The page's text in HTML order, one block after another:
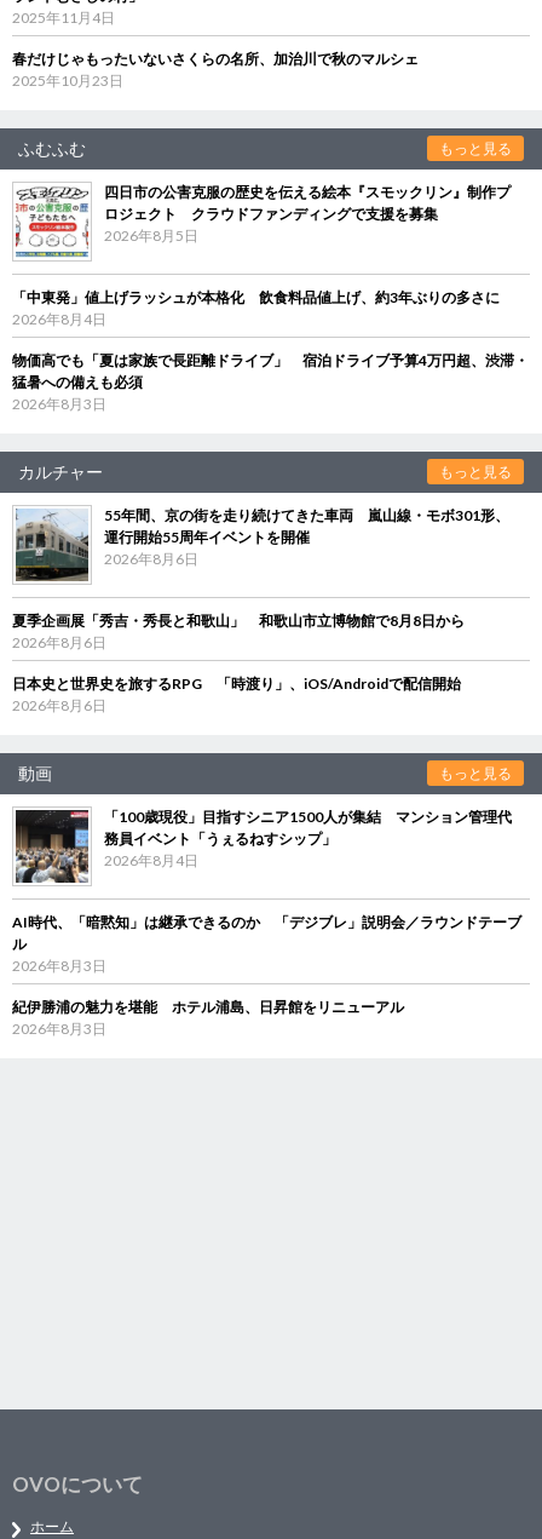
2025年11月4日
春だけじゃもったいないさくらの名所、加治川で秋のマルシェ
2025年10月23日
ふむふむ もっと見る
四日市の公害克服の歴史を伝える絵本『スモックリン』制作プ
ロジェクト クラウドファンディングで支援を募集
2026年8月5日
「中東発」値上げラッシュが本格化 飲食料品値上げ、約3年ぶりの多さに
2026年8月4日
物価高でも「夏は家族で長距離ドライブ」 宿泊ドライブ予算4万円超、渋滞・
猛暑への備えも必須
2026年8月3日
カルチャー もっと見る
55年間、京の街を走り続けてきた車両 嵐山線・モボ301形、
運行開始55周年イベントを開催
2026年8月6日
夏季企画展「秀吉・秀長と和歌山」 和歌山市立博物館で8月8日から
2026年8月6日
日本史と世界史を旅するRPG 「時渡り」、iOS/Androidで配信開始
2026年8月6日
動画 もっと見る
「100歳現役」目指すシニア1500人が集結 マンション管理代
務員イベント「うぇるねすシップ」
2026年8月4日
AI時代、「暗黙知」は継承できるのか 「デジブレ」説明会／ラウンドテーブ
ル
2026年8月3日
紀伊勝浦の魅力を堪能 ホテル浦島、日昇館をリニューアル
2026年8月3日
OVOについて
ホーム